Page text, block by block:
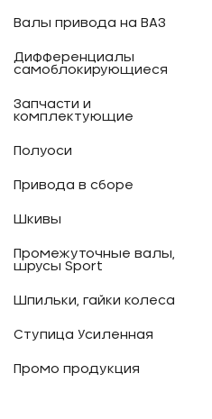
Валы привода на ВАЗ
Дифференциалы
самоблокирующиеся
Запчасти и
комплектующие
Полуоси
Привода в сборе
Шкивы
Промежуточные валы,
шрусы Sport
Шпильки, гайки колеса
Ступица Усиленная
Промо продукция